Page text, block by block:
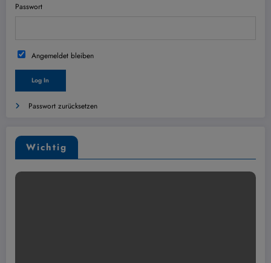
Passwort
Angemeldet bleiben
Passwort zurücksetzen
Wichtig